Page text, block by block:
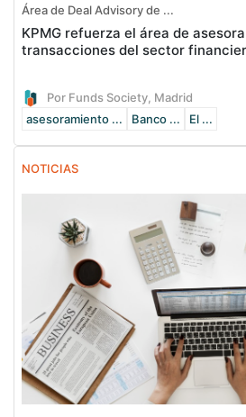
Área de Deal Advisory de ...
KPMG refuerza el área de
transacciones del sector
Por Funds Society, Madrid
asesoramiento ...
Banco ... El ...
NOTICIAS